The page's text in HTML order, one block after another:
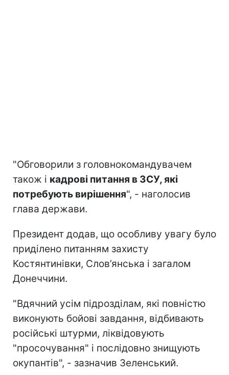
"Обговорили з головнокомандувачем
також і кадрові питання в ЗСУ, які
потребують вирішення", - наголосив
глава держави.
Президент додав, що особливу увагу було
приділено питанням захисту
Костянтинівки, Слов’янська і загалом
Донеччини.
"Вдячний усім підрозділам, які повністю
виконують бойові завдання, відбивають
російські штурми, ліквідовують
"просочування" і послідовно знищують
окупантів", - зазначив Зеленський.